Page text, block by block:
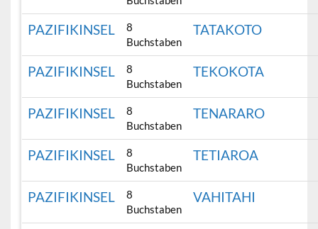
PAZIFIKINSEL
8
Buchstaben
TATAKOTO
PAZIFIKINSEL
8
Buchstaben
TEKOKOTA
PAZIFIKINSEL
8
Buchstaben
TENARARO
PAZIFIKINSEL
8
Buchstaben
TETIAROA
PAZIFIKINSEL
8
Buchstaben
VAHITAHI